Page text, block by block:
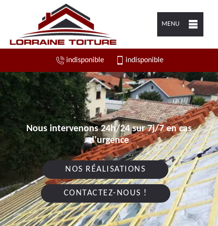
MENU
indisponible indisponible
Nous intervenons 24h/24 sur 7j/7 en cas
d'urgence
NOS RÉALISATIONS
CONTACTEZ-NOUS !